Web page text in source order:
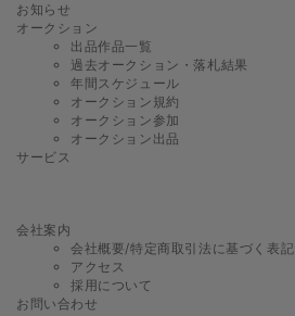
お知らせ
オークション
出品作品一覧
過去オークション・落札結果
年間スケジュール
オークション規約
オークション参加
オークション出品
サービス
会社案内
会社概要/特定商取引法に基づく表記
アクセス
採用について
お問い合わせ